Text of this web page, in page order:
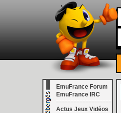
EmuFrance Forum
EmuFrance IRC
===================
Actus Jeux Vidéos